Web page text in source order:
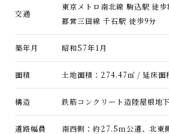
交通
東京メトロ南北線 駒込駅 徒歩
都営三田線 千石駅 徒歩9分
築年月 昭和57年1月
面積 土地面積：274.47㎡ / 延床
構造 鉄筋コンクリート造陸屋根地
道路幅員 南西側：約27.5ｍ公道、北東